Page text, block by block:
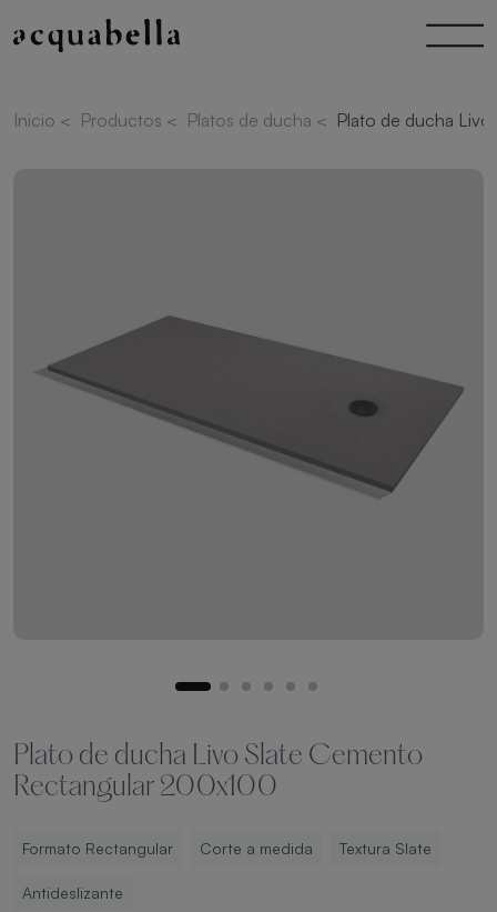
Inicio < Productos < Platos de ducha < Plato de ducha
Plato de ducha Livo Slate Cemento
Rectangular 200x100
Formato Rectangular Corte a medida Textura Slate
Antideslizante